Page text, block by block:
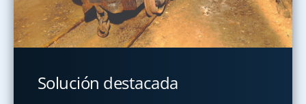
Solución destacada